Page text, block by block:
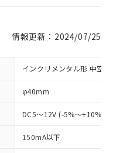
情報更新：2024/07/25
インクリメンタル形 中空
φ40mm
DC5～12V (-5%～+10%)
150mA以下